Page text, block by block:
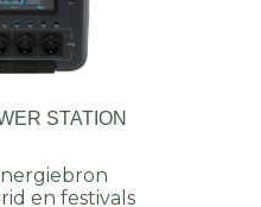
STATION
en festivals